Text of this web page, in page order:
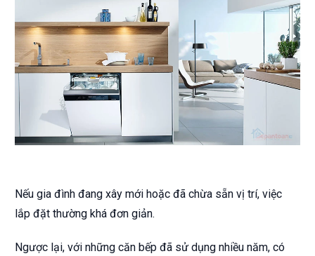
Nếu gia đình đang xây mới hoặc đã chừa sẵn vị trí, việc
lắp đặt thường khá đơn giản.
Ngược lại, với những căn bếp đã sử dụng nhiều năm, có